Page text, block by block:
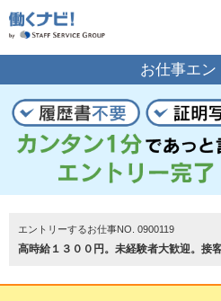
お仕事エン
エントリーするお仕事NO. 0900119
高時給１３００円。未経験者大歓迎。接
お仕事の案内をご希
エント
トップページ